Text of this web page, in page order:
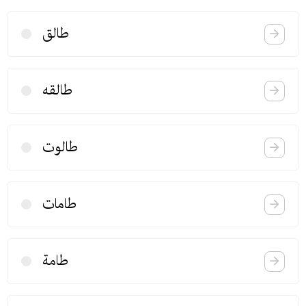
طالق
طالقه
طالوت
طامات
طامة